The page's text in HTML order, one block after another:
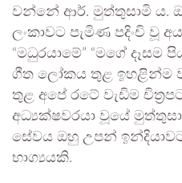
වන්නේ ආර්. මුත්තුසාමි ය.
ලංකාවට පැමිණ පදිංචි වූ
“මධුරයාමේ” “මගේ දෑසම
ගීත ලෝකය තුළ ඉහළින්ම
තුළ අපේ රටේ වැඩිම
අධ්‍යක්ෂවරයා වූයේ
සේවය ඔහු උපන්
භාග්‍යයකි.